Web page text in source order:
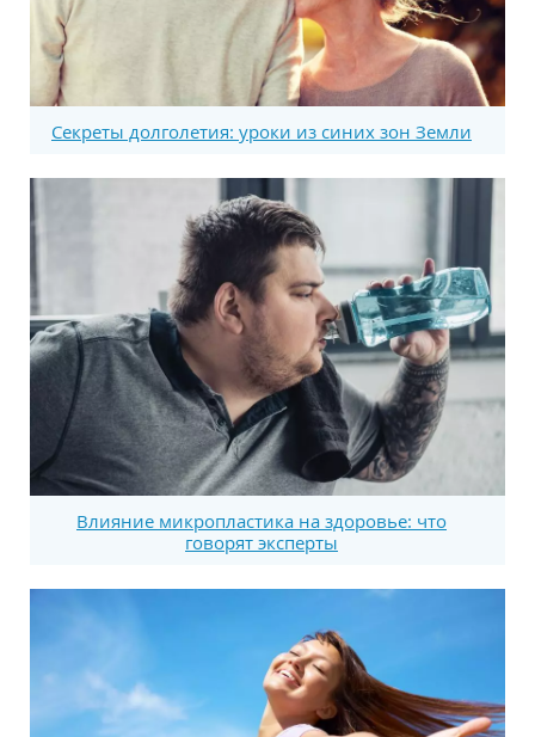
Секреты долголетия: уроки из синих зон Земли
Влияние микропластика на здоровье: что
говорят эксперты